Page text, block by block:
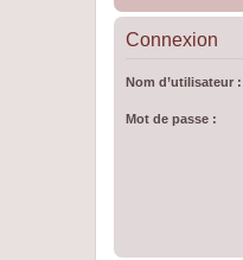
Connexion
Nom d’utilisateur :
Mot de passe :